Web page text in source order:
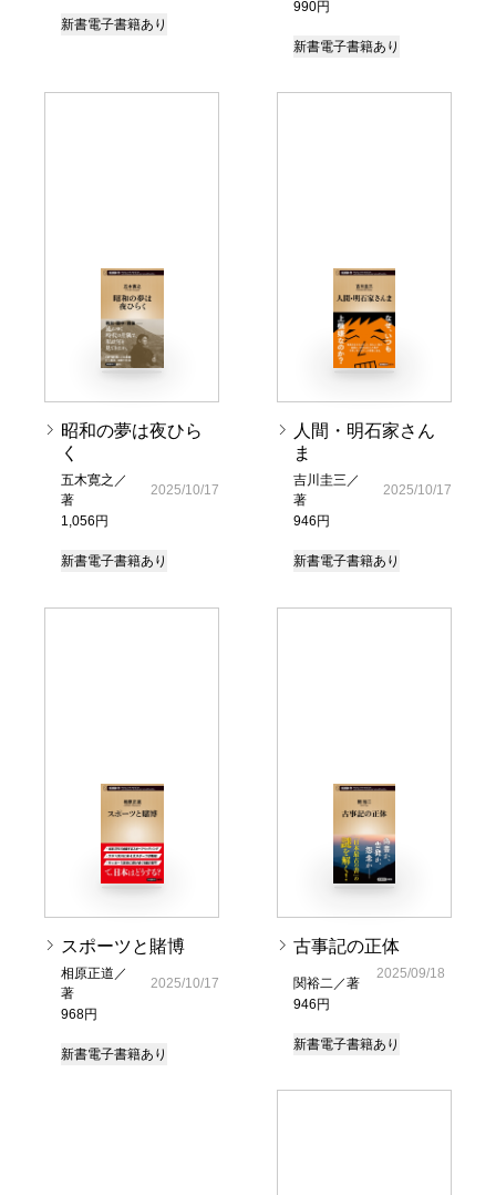
新書電子書籍あり
990円
新書電子書籍あり
昭和の夢は夜ひら
く
五木寛之／
著
1,056円
2025/10/17
新書電子書籍あり
人間・明石家さん
ま
吉川圭三／
著
946円
2025/10/17
新書電子書籍あり
スポーツと賭博
相原正道／
著
968円
2025/10/17
新書電子書籍あり
古事記の正体
関裕二／著
946円
2025/09/18
新書電子書籍あり